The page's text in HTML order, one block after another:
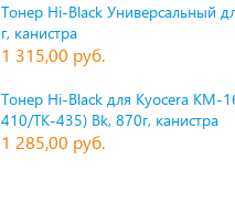
Тонер Hi-Black Универсальный
г, канистра
1 315,00 руб.
Тонер Hi-Black для Kyocera KM-
410/TK-435) Bk, 870г, канистра
1 285,00 руб.